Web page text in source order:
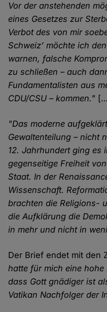
Vor der anstehenden
eines Gesetzes zur
Verbot des von mir
Schweiz’ möchte ich
warnen, falsche
zu schließen – auch
Fundamentalisten aus
CDU/CSU – kommen."
"Das moderne
Gewaltenteilung – nicht
12. Jahrhundert ging es
gegenseitige Freiheit
Staat. In der
Wissenschaft.
brachten die Religions-
die Aufklärung die
in mehr und nicht in
Der Brief endet mit den
hatte für mich eine
dass Gott gnädiger ist
Vatikan Nachfolger der